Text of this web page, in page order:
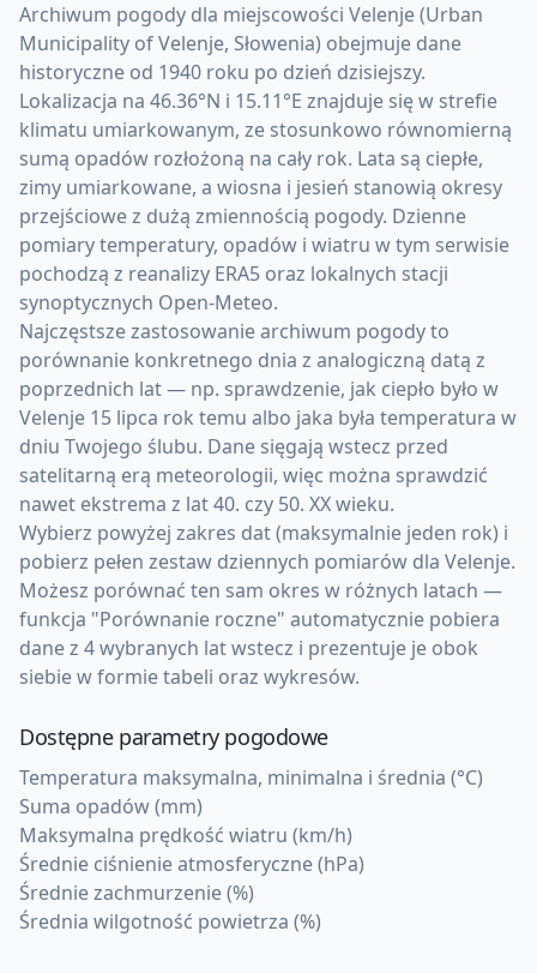
Archiwum pogody dla miejscowości Velenje (Urban
Municipality of Velenje, Słowenia) obejmuje dane
historyczne od 1940 roku po dzień dzisiejszy.
Lokalizacja na 46.36°N i 15.11°E znajduje się w strefie
klimatu umiarkowanym, ze stosunkowo równomierną
sumą opadów rozłożoną na cały rok. Lata są ciepłe,
zimy umiarkowane, a wiosna i jesień stanowią okresy
przejściowe z dużą zmiennością pogody. Dzienne
pomiary temperatury, opadów i wiatru w tym serwisie
pochodzą z reanalizy ERA5 oraz lokalnych stacji
synoptycznych Open-Meteo.
Najczęstsze zastosowanie archiwum pogody to
porównanie konkretnego dnia z analogiczną datą z
poprzednich lat — np. sprawdzenie, jak ciepło było w
Velenje 15 lipca rok temu albo jaka była temperatura w
dniu Twojego ślubu. Dane sięgają wstecz przed
satelitarną erą meteorologii, więc można sprawdzić
nawet ekstrema z lat 40. czy 50. XX wieku.
Wybierz powyżej zakres dat (maksymalnie jeden rok) i
pobierz pełen zestaw dziennych pomiarów dla Velenje.
Możesz porównać ten sam okres w różnych latach —
funkcja "Porównanie roczne" automatycznie pobiera
dane z 4 wybranych lat wstecz i prezentuje je obok
siebie w formie tabeli oraz wykresów.
Dostępne parametry pogodowe
Temperatura maksymalna, minimalna i średnia (°C)
Suma opadów (mm)
Maksymalna prędkość wiatru (km/h)
Średnie ciśnienie atmosferyczne (hPa)
Średnie zachmurzenie (%)
Średnia wilgotność powietrza (%)